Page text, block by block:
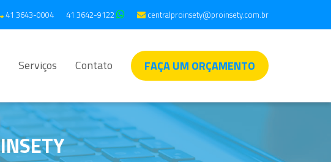
41 3643-0004 41 3642-9122 centralproinsety@proinsety.com.br
Serviços Contato FAÇA UM ORÇAMENTO